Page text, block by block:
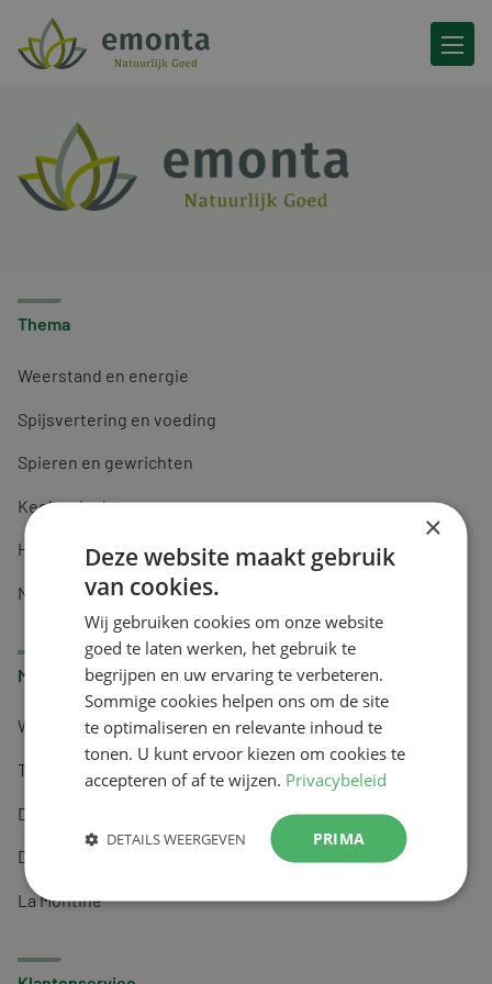
Ga naar de inhoud
Thema
Weerstand en energie
Spijsvertering en voeding
Spieren en gewrichten
Keel en luchtwegen
Huidverzorging
Nachtrust
Merken
Wapiti
Tai-Ginseng
Dermagíq
Draisma
La Montine
×
Deze website maakt gebruik
van cookies.
Wij gebruiken cookies om onze website
goed te laten werken, het gebruik te
begrijpen en uw ervaring te verbeteren.
Sommige cookies helpen ons om de site
te optimaliseren en relevante inhoud te
tonen. U kunt ervoor kiezen om cookies te
accepteren of af te wijzen. Privacybeleid
PRIMA
DETAILS WEERGEVEN